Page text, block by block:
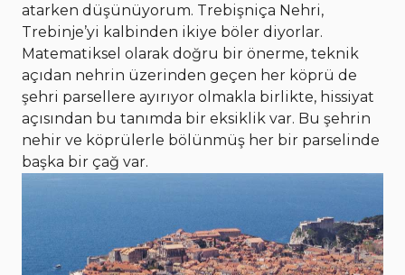
atarken düşünüyorum. Trebişniça Nehri,
Trebinje’yi kalbinden ikiye böler diyorlar.
Matematiksel olarak doğru bir önerme, teknik
açıdan nehrin üzerinden geçen her köprü de
şehri parsellere ayırıyor olmakla birlikte, hissiyat
açısından bu tanımda bir eksiklik var. Bu şehrin
nehir ve köprülerle bölünmüş her bir parselinde
başka bir çağ var.